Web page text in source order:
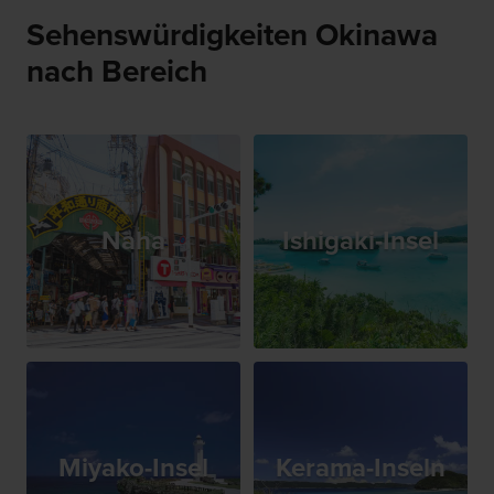
Sehenswürdigkeiten Okinawa
nach Bereich
Naha Ishigaki-Insel
Miyako-Insel Kerama-Inseln